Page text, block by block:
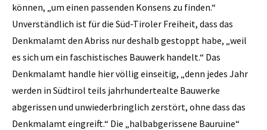
können, „um einen passenden Konsens zu finden.“
Unverständlich ist für die Süd-Tiroler Freiheit, dass das
Denkmalamt den Abriss nur deshalb gestoppt habe, „weil
es sich um ein faschistisches Bauwerk handelt.“ Das
Denkmalamt handle hier völlig einseitig, „denn jedes Jahr
werden in Südtirol teils jahrhundertealte Bauwerke
abgerissen und unwiederbringlich zerstört, ohne dass das
Denkmalamt eingreift.“ Die „halbabgerissene Bauruine“